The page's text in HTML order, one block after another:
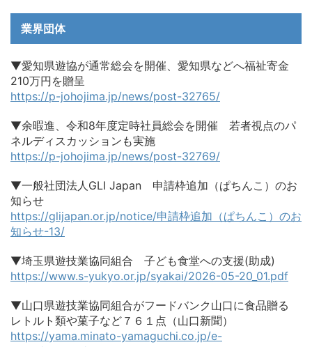
業界団体
▼愛知県遊協が通常総会を開催、愛知県などへ福祉寄金
210万円を贈呈
https://p-johojima.jp/news/post-32765/
▼余暇進、令和8年度定時社員総会を開催 若者視点のパ
ネルディスカッションも実施
https://p-johojima.jp/news/post-32769/
▼一般社団法人GLI Japan 申請枠追加（ぱちんこ）のお
知らせ
https://glijapan.or.jp/notice/申請枠追加（ぱちんこ）のお
知らせ-13/
▼埼玉県遊技業協同組合 子ども食堂への支援(助成)
https://www.s-yukyo.or.jp/syakai/2026-05-20_01.pdf
▼山口県遊技業協同組合がフードバンク山口に食品贈る
レトルト類や菓子など７６１点（山口新聞）
https://yama.minato-yamaguchi.co.jp/e-